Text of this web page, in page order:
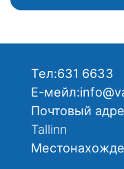
Тел:631 6633
Е-мейл:
Почтовый
Tallinn